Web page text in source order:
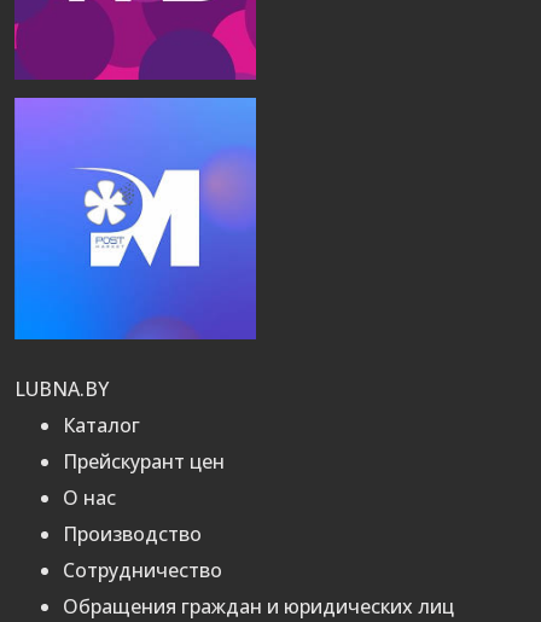
LUBNA.BY
Каталог
Прейскурант цен
О нас
Производство
Сотрудничество
Обращения граждан и юридических лиц